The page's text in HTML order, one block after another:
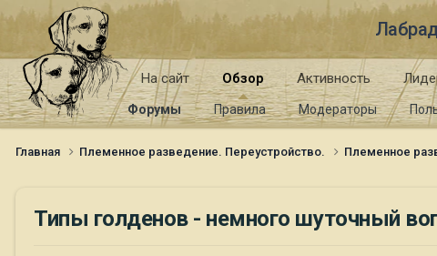
На сайт Обзор
Форумы Правила Модераторы
Активность
Главная Племенное разведение. Переустройство. Племенное
Типы голденов - немного шуточный